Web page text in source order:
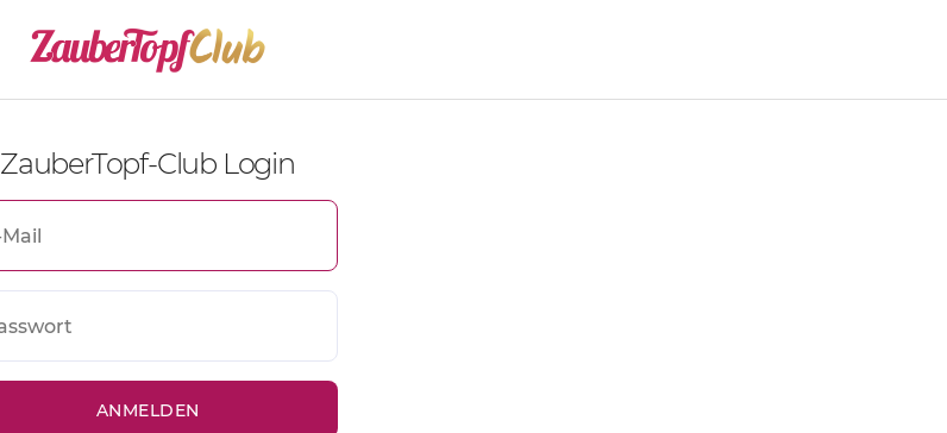
ZauberTopf-Club Login